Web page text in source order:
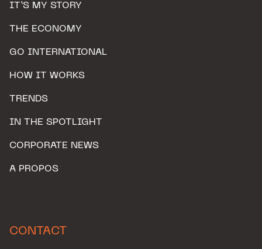
IT’S MY STORY
THE ECONOMY
GO INTERNATIONAL
HOW IT WORKS
TRENDS
IN THE SPOTLIGHT
CORPORATE NEWS
A PROPOS
CONTACT